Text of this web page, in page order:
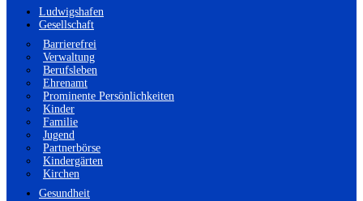
Ludwigshafen
Gesellschaft
Barrierefrei
Verwaltung
Berufsleben
Ehrenamt
Prominente Persönlichkeiten
Kinder
Familie
Jugend
Partnerbörse
Kindergärten
Kirchen
Gesundheit